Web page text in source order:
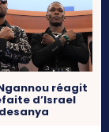
réagit
d’Israel